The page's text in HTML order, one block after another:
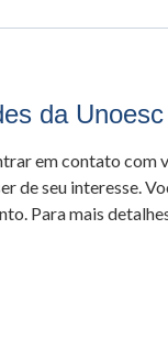
da Unoesc
em contato com
de seu interesse.
Para mais